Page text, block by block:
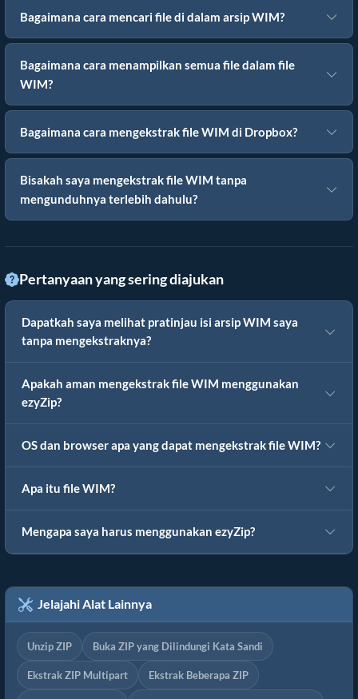
Bagaimana cara mencari file di dalam arsip WIM?
Bagaimana cara menampilkan semua file dalam file
WIM?
Bagaimana cara mengekstrak file WIM di Dropbox?
Bisakah saya mengekstrak file WIM tanpa
mengunduhnya terlebih dahulu?
Pertanyaan yang sering diajukan
Dapatkah saya melihat pratinjau isi arsip WIM saya
tanpa mengekstraknya?
Apakah aman mengekstrak file WIM menggunakan
ezyZip?
OS dan browser apa yang dapat mengekstrak file WIM?
Apa itu file WIM?
Mengapa saya harus menggunakan ezyZip?
Jelajahi Alat Lainnya
Unzip ZIP Buka ZIP yang Dilindungi Kata Sandi
Ekstrak ZIP Multipart Ekstrak Beberapa ZIP